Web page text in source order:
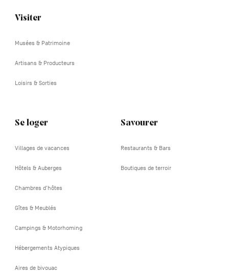
Navigation
Visiter
Musées & Patrimoine
Artisans & Producteurs
Loisirs & Sorties
Se loger
Villages de vacances
Hôtels & Auberges
Chambres d'hôtes
Gîtes & Meublés
Campings & Motorhoming
Hébergements Atypiques
Aires de bivouac
Savourer
Restaurants & Bars
Boutiques de terroir